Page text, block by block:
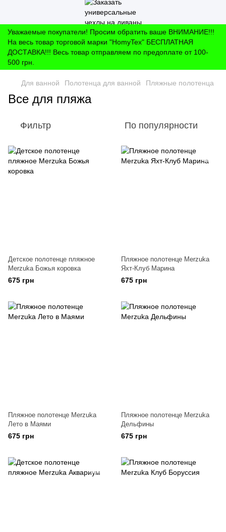
Уважаемые покупатели! Просим обратить ваше ВНИМАНИЕ!!!
На весь товар торговой марки "HomyTex" БЕСПЛАТНАЯ
ДОСТАВКА!!! Весь товар отправляем по предоплате от 100-
500 грн.
Для ванной Полотенца для ванной Пляжные полотенца
Все для пляжа
Фильтр По популярности
Детское полотенце пляжное
Merzuka Божья коровка
675 грн
Пляжное полотенце Merzuka
Яхт-Клуб Марина
675 грн
Пляжное полотенце Merzuka
Лето в Маями
675 грн
Пляжное полотенце Merzuka
Дельфины
675 грн